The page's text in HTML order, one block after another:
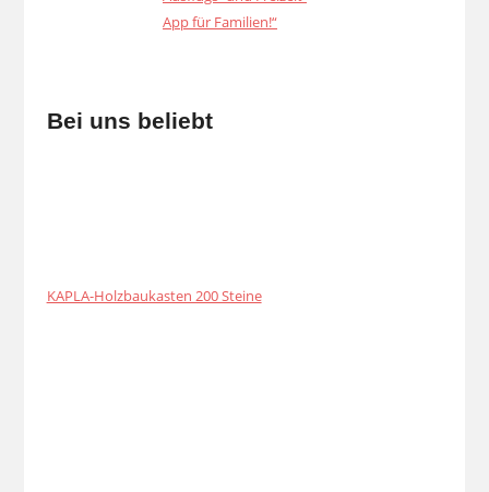
Bei uns beliebt
KAPLA-Holzbaukasten 200 Steine